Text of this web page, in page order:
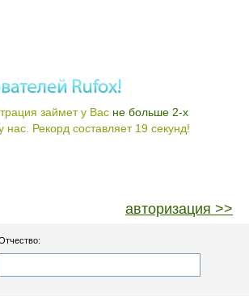
займет у Вас не больше 2-х
Рекорд составляет 19 секунд!
авторизация >>